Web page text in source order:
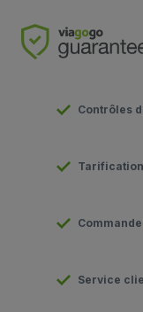
Contrôles
Service